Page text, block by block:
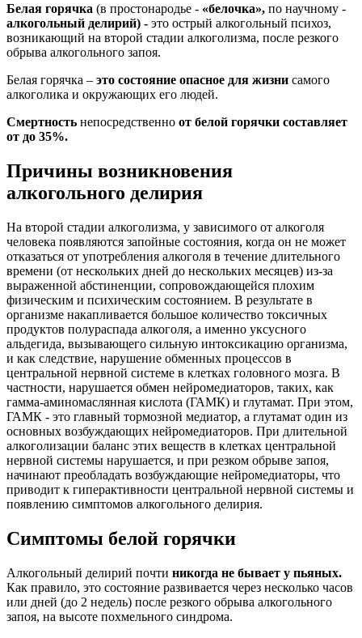
Белая горячка (в простонародье - «белочка», по научному -
алкогольный делирий) - это острый алкогольный психоз,
возникающий на второй стадии алкоголизма, после резкого
обрыва алкогольного запоя.
Белая горячка – это состояние опасное для жизни самого
алкоголика и окружающих его людей.
Смертность непосредственно от белой горячки составляет
от до 35%.
Причины возникновения
алкогольного делирия
На второй стадии алкоголизма, у зависимого от алкоголя
человека появляются запойные состояния, когда он не может
отказаться от употребления алкоголя в течение длительного
времени (от нескольких дней до нескольких месяцев) из-за
выраженной абстиненции, сопровождающейся плохим
физическим и психическим состоянием. В результате в
организме накапливается большое количество токсичных
продуктов полураспада алкоголя, а именно уксусного
альдегида, вызывающего сильную интоксикацию организма,
и как следствие, нарушение обменных процессов в
центральной нервной системе в клетках головного мозга. В
частности, нарушается обмен нейромедиаторов, таких, как
гамма-аминомаслянная кислота (ГАМК) и глутамат. При этом,
ГАМК - это главный тормозной медиатор, а глутамат один из
основных возбуждающих нейромедиаторов. При длительной
алкоголизации баланс этих веществ в клетках центральной
нервной системы нарушается, и при резком обрыве запоя,
начинают преобладать возбуждающие нейромедиаторы, что
приводит к гиперактивности центральной нервной системы и
появлению симптомов алкогольного делирия.
Симптомы белой горячки
Алкогольный делирий почти никогда не бывает у пьяных.
Как правило, это состояние развивается через несколько часов
или дней (до 2 недель) после резкого обрыва алкогольного
запоя, на высоте похмельного синдрома.